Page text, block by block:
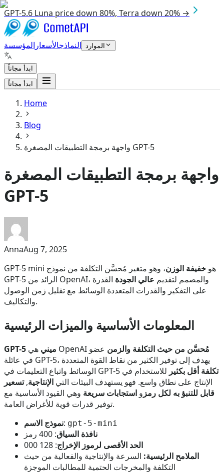
GPT-5.6 Luna price down 80%, Terra down 20% →
النماذجالأسعار المؤسسة الموارد
ابدأ مجاناً
ابدأ مجاناً
Home
Blog
واجهة برمجة التطبيقات المصغرة GPT-5
واجهة برمجة التطبيقات المصغرة
GPT-5
AnnaAug 7, 2025
GPT-5 mini هو خفيفة الوزن، وهو متغير مُحسَّن التكلفة من نموذج
GPT-5 الرائد من OpenAI، والمصمم لتقديم عالي الجودة القدرة
على التفكير والقدرات المتعددة الوسائط مع تقليل زمن الوصول
والتكاليف.
المعلومات الأساسية والميزات الرئيسية
GPT-5 ميني هي OpenAI مُحسَّن من حيث التكلفة والزمن عضو
في عائلة GPT-5، يهدف إلى توفير الكثير من نقاط القوة المتعددة
الوسائط واتباع التعليمات في GPT-5
تكلفة أقل بكثير للاستخدام في
الإنتاج على نطاق واسع. فهو يستهدف البيئات التي الإنتاجية,تسعير
قابل للتنبؤ به لكل رمز و استجابات سريعة وهي القيود الأساسية مع
توفير قدرات قوية للأغراض العامة.
نموذج الاسم: gpt-5-mini
نافذة السياق: 400 رمز
الحد الأقصى لرموز الإخراج: 128 000
الملامح الرئيسية: السرعة والإنتاجية والفعالية من حيث
التكلفة والمخرجات الحتمية للمطالبات الموجزة